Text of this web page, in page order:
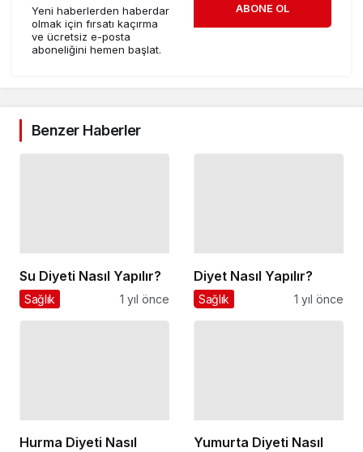
Yeni haberlerden haberdar
olmak için fırsatı kaçırma
ve ücretsiz e-posta
aboneliğini hemen başlat.
ABONE OL
Benzer Haberler
Su Diyeti Nasıl Yapılır?
Sağlık 1 yıl önce
Diyet Nasıl Yapılır?
Sağlık 1 yıl önce
Hurma Diyeti Nasıl
Yumurta Diyeti Nasıl